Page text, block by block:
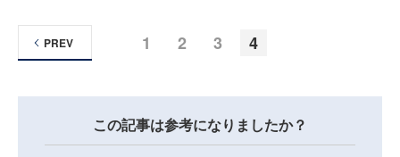
1 2 3 4
PREV
この記事は参考になりましたか？